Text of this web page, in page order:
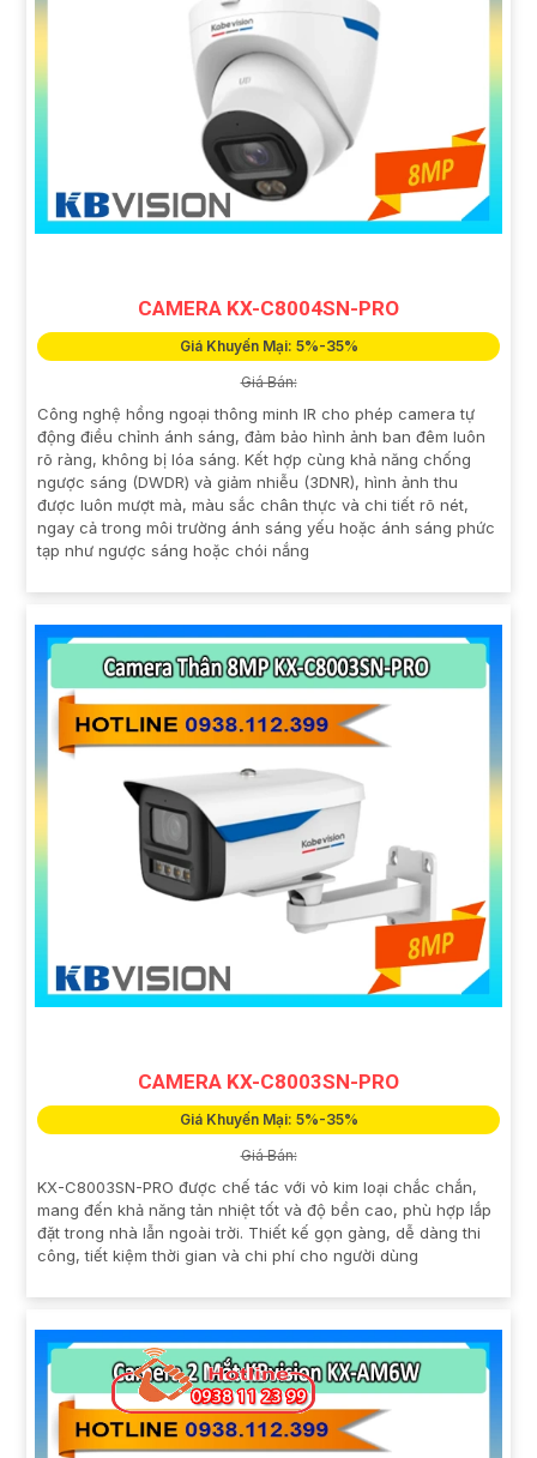
CAMERA KX-C8004SN-PRO
Giá Khuyến Mại: 5%-35%
Giá Bán:
Công nghệ hồng ngoại thông minh IR cho phép camera tự
động điều chỉnh ánh sáng, đảm bảo hình ảnh ban đêm luôn
rõ ràng, không bị lóa sáng. Kết hợp cùng khả năng chống
ngược sáng (DWDR) và giảm nhiễu (3DNR), hình ảnh thu
được luôn mượt mà, màu sắc chân thực và chi tiết rõ nét,
ngay cả trong môi trường ánh sáng yếu hoặc ánh sáng phức
tạp như ngược sáng hoặc chói nắng
CAMERA KX-C8003SN-PRO
Giá Khuyến Mại: 5%-35%
Giá Bán:
KX-C8003SN-PRO được chế tác với vỏ kim loại chắc chắn,
mang đến khả năng tản nhiệt tốt và độ bền cao, phù hợp lắp
đặt trong nhà lẫn ngoài trời. Thiết kế gọn gàng, dễ dàng thi
công, tiết kiệm thời gian và chi phí cho người dùng